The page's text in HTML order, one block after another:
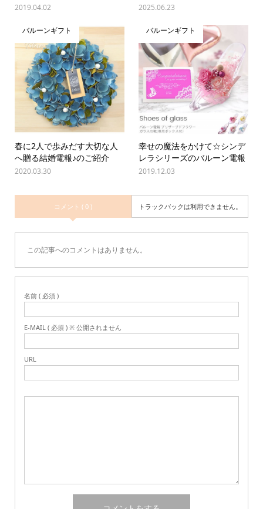
2019.04.02 2025.06.23
バルーンギフト
春に2人で歩みだす大切な人
へ贈る結婚電報♪のご紹介
2020.03.30
バルーンギフト
幸せの魔法をかけて☆シンデ
レラシリーズのバルーン電報
2019.12.03
コメント ( 0 ) トラックバックは利用できません。
この記事へのコメントはありません。
名前 ( 必須 )
E-MAIL ( 必須 ) ※ 公開されません
URL